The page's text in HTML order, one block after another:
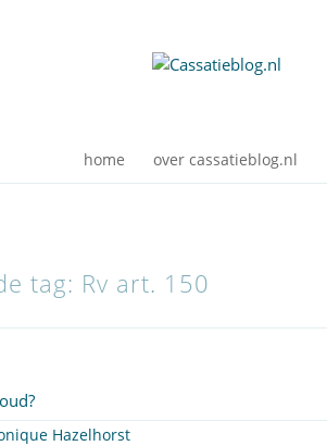
home over cassatieblog.nl
tag: Rv art. 150
Hazelhorst